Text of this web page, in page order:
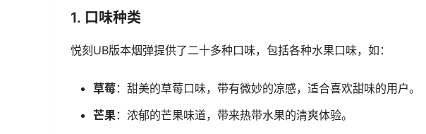
1. 口味种类
悦刻UB版本烟弹提供了二十多种口味，包括各种水果口味，如：
草莓：甜美的草莓口味，带有微妙的凉感，适合喜欢甜味的用户。
芒果：浓郁的芒果味道，带来热带水果的清爽体验。